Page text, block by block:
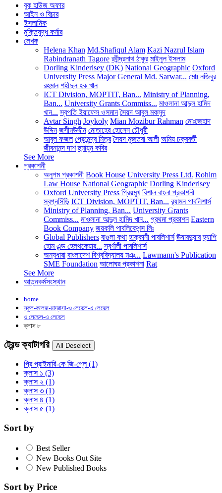
বুক হাউজ অফার
আইন ও বিচার
ইসলামিক
মুক্তিযুদ্ধ কর্নার
লেখক
Helena Khan Md.Shafiqul Alam Kazi Nazrul Islam
Rabindranath Tagore রবীন্দ্রনাথ ঠাকুর মাইনুল ইসলাম
Dorling Kinderlsey (DK) National Geographic Oxford
University Press Major General Md. Sarwar... মোঃ নজিবুর
রহমান শহীদুল হক খান
ICT Division, MOPTIT, Ban... Ministry of Planning,
Ban... University Grants Commiss... মাওলানা আব্দুল হামিদ
খান... স্বপতি ইয়াফেস ওসমান সৈয়দ আবুল মকসুদ
Avtar Singh Joykoly Mian Mozibur Rahman মোঃজেহাদ
উদ্দিন জসীমউদ্দীন মোতাহের হোসেন চৌধুরী
আবুল ফজল প্রেমেন্দ্র মিত্র সৈয়দ মুজতবা আলী অমিয় চক্রবর্তী
জীবনানন্দ দাশ হুমায়ুন কবির
See More
প্রকাশনী
অনুপম প্রকাশনী Book House University Press Ltd. Rohim
Law House National Geographic Dorling Kinderlsey
Oxford University Press প্রিয়মুখ বিশাল বাংলা প্রকাশনী
স্বপ্নসিঁড়ি ICT Division, MOPTIT, Ban... র‍্যামন পাবলিশার্স
Ministry of Planning, Ban... University Grants
Commiss... মাওলানা আব্দুল হামিদ খান... প্রথমা প্রকাশন Eastern
Book Company জয়কলি পাবলিকেশন্স লিঃ
Global Publishers বাঙলা কথা হাক্কানী পাবলিশার্স ঊষারদুয়ার হ্যাপি
হোম এন্ড হেলথকেয়ার... স্বর্ণালী পাবলিশার্স
অন্যধারা বাংলাদেশ বিশ্ববিদ্যালয় মঞ... Lawmann's Publication
SME Foundation আলোঘর প্রকাশনা Rat
See More
আত্নকর্মসংস্থান
home
স্কুল-কলেজ-মাদ্রাসা-ও লেভেল-এ লেভেল
ও লেভেল-এ লেভেল
ক্লাস ৮
ট্রেন্ড ক্যাটাগরি
প্রি প্রাইমারি-কে জি-প্লে(1)
ক্লাস ১ (3)
ক্লাস ২ (1)
ক্লাস ৩ (1)
ক্লাস ৪ (1)
ক্লাস ৫ (1)
Sort by
Best Seller
New Books Out Site
New Published Books
Sort by Price